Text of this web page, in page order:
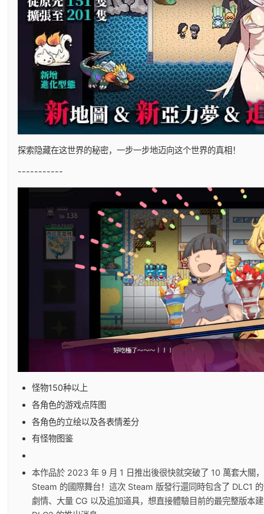
探索隐藏在这世界的秘密，一步一步地迈向这个世界的真相！
-----------
怪物150种以上
各角色的游戏点阵图
各角色的立绘以及各表情差分
有怪物图鉴
本作品於 2023 年 9 月 1 日推出後很快就突破了 10 萬套大關
Steam 的國際舞台！這次 Steam 版發行還同時包含了 DLC1
劇情、大量 CG 以及追加道具，想直接體驗目前的最完整版本